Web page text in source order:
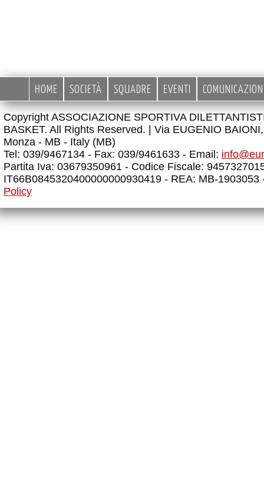
HOME SOCIETÀ SQUADRE EVENTI
Copyright ASSOCIAZIONE SPORTIVA
BASKET. All Rights Reserved. | Via EUGENIO
Monza - MB - Italy (MB)
Tel: 039/9467134 - Fax: 039/9461633 - Email:
Partita Iva: 03679350961 - Codice Fiscale:
IT66B0845320400000000930419 - REA: MB-
Policy